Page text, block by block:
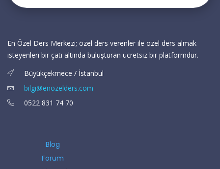
En Özel Ders Merkezi; özel ders verenler ile özel ders almak
isteyenleri bir çatı altında buluşturan ücretsiz bir platformdur.
Büyükçekmece / İstanbul
bilgi@enozelders.com
0522 831 74 70
Blog
Forum